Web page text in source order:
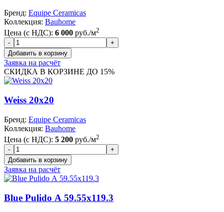
Бренд: Equipe Ceramicas
Коллекция: Bauhome
Цена (с НДС): 6 000 руб./м2
Заявка на расчёт
СКИДКА В КОРЗИНЕ ДО 15%
Weiss 20x20
Бренд: Equipe Ceramicas
Коллекция: Bauhome
Цена (с НДС): 5 200 руб./м2
Заявка на расчёт
Blue Pulido А 59.55x119.3